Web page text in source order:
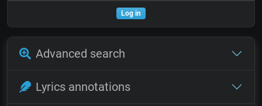
Log in
Advanced search
Lyrics annotations